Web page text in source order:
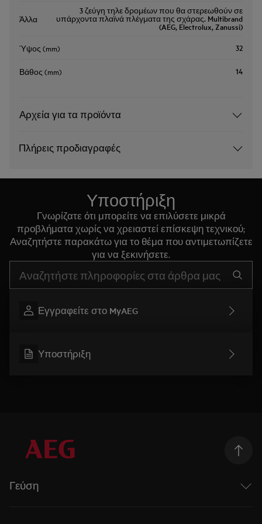
Άλλα
3 ζεύγη τηλε δρομέων που θα στερεωθούν σε
υπάρχοντα πλαϊνά πλέγματα της σχάρας. Multibrand
(AEG, Electrolux, Zanussi)
Ύψος (mm) 32
Βάθος (mm) 14
Αρχεία για τα προϊόντα
Πλήρεις προδιαγραφές
Υποστήριξη
Γνωρίζατε ότι μπορείτε να επιλύσετε μικρά
προβλήματα χωρίς να χρειαστεί επίσκεψη τεχνικού;
Αναζητήστε παρακάτω για το θέμα που αντιμετωπίζετε
για να ξεκινήσετε.
Εγγραφείτε στο MyAEG
Υποστήριξη
Γεύση